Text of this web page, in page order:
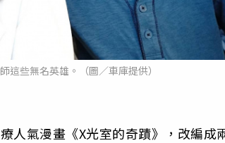
些無名英雄。（圖／車庫提供）
人氣漫畫《X光室的奇蹟》，改編成